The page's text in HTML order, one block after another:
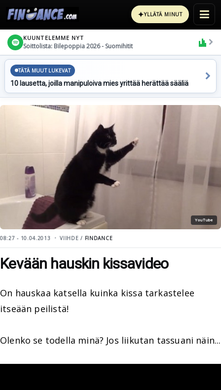
✦YLLÄTÄ MINUT
KUUNTELEMME NYT
Soittolista: Bilepoppia 2026 - Suomihitit
TÄTÄ MUUT LUKEVAT
10 lausetta, joilla manipuloiva mies yrittää herättää sääliä
YouTube
08:27 - 10.04.2013 VIIHDE / FINDANCE
Kevään hauskin kissavideo
On hauskaa katsella kuinka kissa tarkastelee
itseään peilistä!
Olenko se todella minä? Jos liikutan tassuani näin...